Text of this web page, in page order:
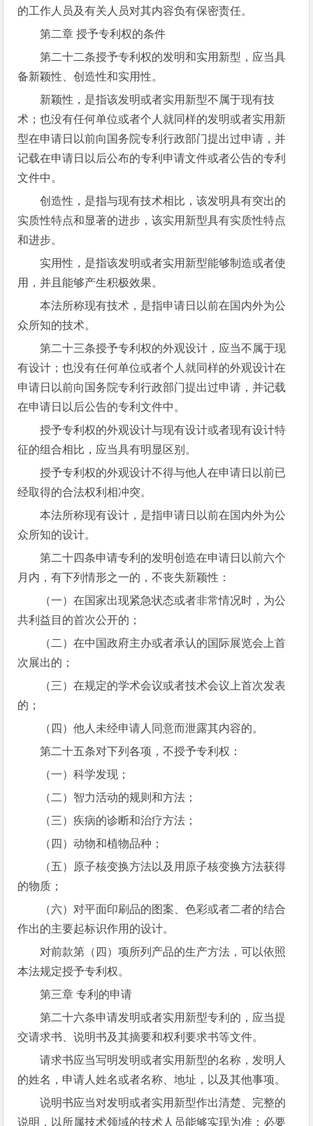
的工作人员及有关人员对其内容负有保密责任。
第二章 授予专利权的条件
第二十二条授予专利权的发明和实用新型，应当具
备新颖性、创造性和实用性。
新颖性，是指该发明或者实用新型不属于现有技
术；也没有任何单位或者个人就同样的发明或者实用新
型在申请日以前向国务院专利行政部门提出过申请，并
记载在申请日以后公布的专利申请文件或者公告的专利
文件中。
创造性，是指与现有技术相比，该发明具有突出的
实质性特点和显著的进步，该实用新型具有实质性特点
和进步。
实用性，是指该发明或者实用新型能够制造或者使
用，并且能够产生积极效果。
本法所称现有技术，是指申请日以前在国内外为公
众所知的技术。
第二十三条授予专利权的外观设计，应当不属于现
有设计；也没有任何单位或者个人就同样的外观设计在
申请日以前向国务院专利行政部门提出过申请，并记载
在申请日以后公告的专利文件中。
授予专利权的外观设计与现有设计或者现有设计特
征的组合相比，应当具有明显区别。
授予专利权的外观设计不得与他人在申请日以前已
经取得的合法权利相冲突。
本法所称现有设计，是指申请日以前在国内外为公
众所知的设计。
第二十四条申请专利的发明创造在申请日以前六个
月内，有下列情形之一的，不丧失新颖性：
（一）在国家出现紧急状态或者非常情况时，为公
共利益目的首次公开的；
（二）在中国政府主办或者承认的国际展览会上首
次展出的；
（三）在规定的学术会议或者技术会议上首次发表
的；
（四）他人未经申请人同意而泄露其内容的。
第二十五条对下列各项，不授予专利权：
（一）科学发现；
（二）智力活动的规则和方法；
（三）疾病的诊断和治疗方法；
（四）动物和植物品种；
（五）原子核变换方法以及用原子核变换方法获得
的物质；
（六）对平面印刷品的图案、色彩或者二者的结合
作出的主要起标识作用的设计。
对前款第（四）项所列产品的生产方法，可以依照
本法规定授予专利权。
第三章 专利的申请
第二十六条申请发明或者实用新型专利的，应当提
交请求书、说明书及其摘要和权利要求书等文件。
请求书应当写明发明或者实用新型的名称，发明人
的姓名，申请人姓名或者名称、地址，以及其他事项。
说明书应当对发明或者实用新型作出清楚、完整的
说明，以所属技术领域的技术人员能够实现为准；必要